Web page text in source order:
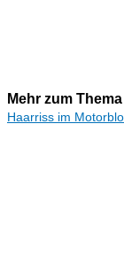
Mehr zum Thema
Haarriss im